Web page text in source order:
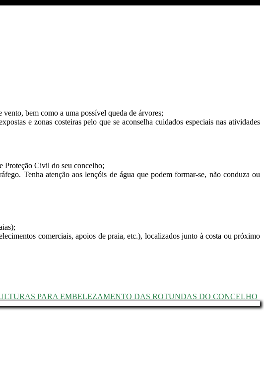
vento, bem como a uma possível queda de árvores;
e zonas costeiras pelo que se aconselha cuidados especiais nas atividades
Proteção Civil do seu concelho;
Tenha atenção aos lençóis de água que podem formar-se, não conduza ou
comerciais, apoios de praia, etc.), localizados junto à costa ou próximo
PARA EMBELEZAMENTO DAS ROTUNDAS DO CONCELHO